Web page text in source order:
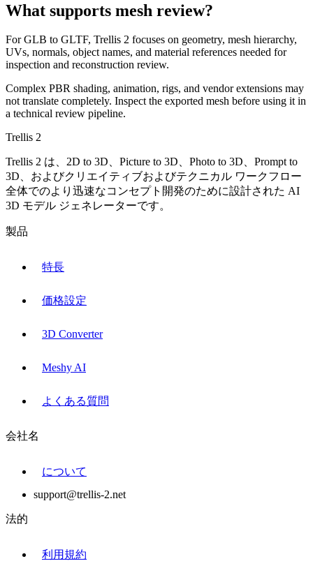
What supports mesh review?
ForGLB to GLTF, Trellis 2 focuses on geometry, mesh hierarchy,
UVs, normals, object names, and material references needed for
inspection and reconstruction review.
Complex PBR shading, animation, rigs, and vendor extensions may
not translate completely. Inspect the exported mesh before using it in
a technical review pipeline.
Trellis 2
Trellis 2 は、2D to 3D、Picture to 3D、Photo to 3D、Prompt to
3D、およびクリエイティブおよびテクニカル ワークフロー
全体でのより迅速なコンセプト開発のために設計された AI
3D モデル ジェネレーターです。
製品
特長
価格設定
3D Converter
Meshy AI
よくある質問
会社名
について
support@trellis-2.net
法的
利用規約